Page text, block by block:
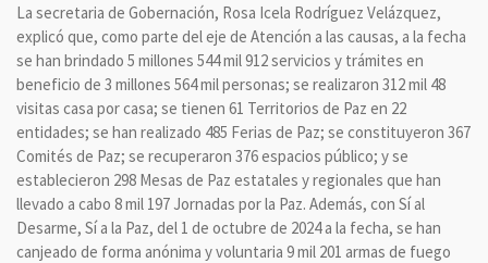
La secretaria de Gobernación, Rosa Icela Rodríguez Velázquez,
explicó que, como parte del eje de Atención a las causas, a la fecha
se han brindado 5 millones 544 mil 912 servicios y trámites en
beneficio de 3 millones 564 mil personas; se realizaron 312 mil 48
visitas casa por casa; se tienen 61 Territorios de Paz en 22
entidades; se han realizado 485 Ferias de Paz; se constituyeron 367
Comités de Paz; se recuperaron 376 espacios público; y se
establecieron 298 Mesas de Paz estatales y regionales que han
llevado a cabo 8 mil 197 Jornadas por la Paz. Además, con Sí al
Desarme, Sí a la Paz, del 1 de octubre de 2024 a la fecha, se han
canjeado de forma anónima y voluntaria 9 mil 201 armas de fuego